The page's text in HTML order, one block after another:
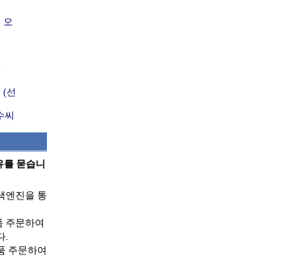
오
(선
씨
를 묻습니
엔진을 통
주문하여
.
주문하여